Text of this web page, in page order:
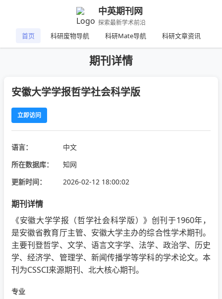
中英期刊网
探索最新学术前沿
首页 科研废物导航 科研Mate导航 科研文章资讯
期刊详情
安徽大学学报哲学社会科学版
立即访问
语言：
中文
所在数据库：
知网
更新时间：
2026-02-12 18:00:02
期刊详情
《安徽大学学报（哲学社会科学版）》创刊于1960年，
是安徽省教育厅主管、安徽大学主办的综合性学术期刊。
主要刊登哲学、文学、语言文字学、法学、政治学、历史
学、经济学、管理学、新闻传播学等学科的学术论文。本
刊为CSSCI来源期刊、北大核心期刊。
专业